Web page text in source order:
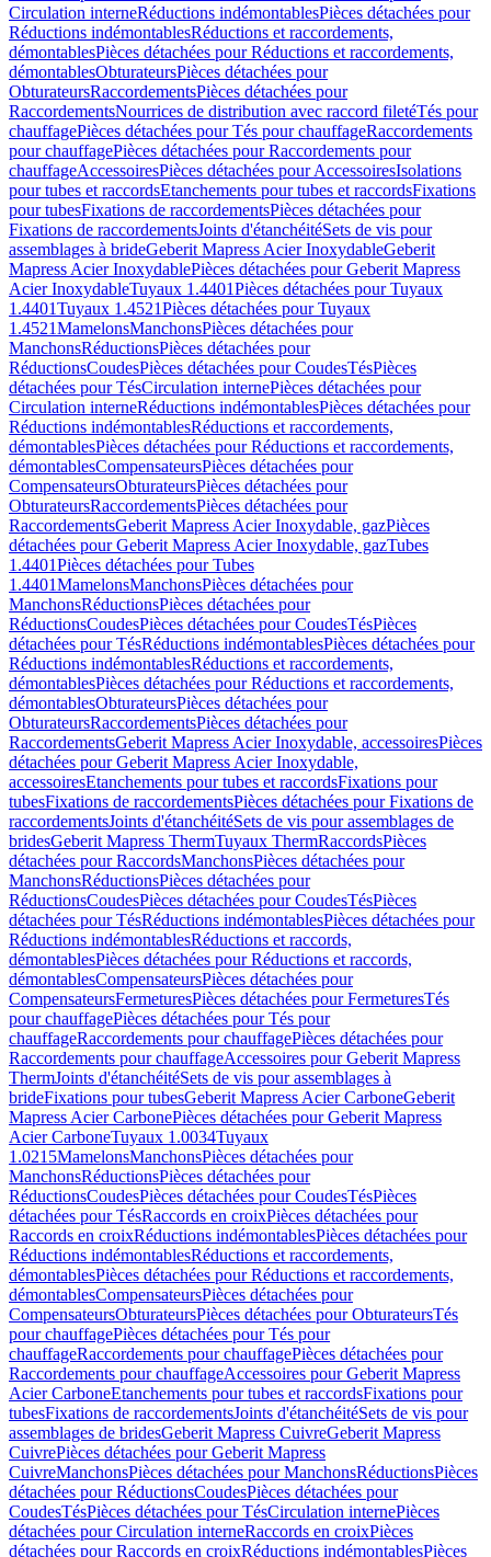
Circulation interneRéductions indémontablesPièces détachées pour
Réductions indémontablesRéductions et raccordements,
démontablesPièces détachées pour Réductions et raccordements,
démontablesObturateursPièces détachées pour
ObturateursRaccordementsPièces détachées pour
RaccordementsNourrices de distribution avec raccord filetéTés pour
chauffagePièces détachées pour Tés pour chauffageRaccordements
pour chauffagePièces détachées pour Raccordements pour
chauffageAccessoiresPièces détachées pour AccessoiresIsolations
pour tubes et raccordsEtanchements pour tubes et raccordsFixations
pour tubesFixations de raccordementsPièces détachées pour
Fixations de raccordementsJoints d'étanchéitéSets de vis pour
assemblages à brideGeberit Mapress Acier InoxydableGeberit
Mapress Acier InoxydablePièces détachées pour Geberit Mapress
Acier InoxydableTuyaux 1.4401Pièces détachées pour Tuyaux
1.4401Tuyaux 1.4521Pièces détachées pour Tuyaux
1.4521MamelonsManchonsPièces détachées pour
ManchonsRéductionsPièces détachées pour
RéductionsCoudesPièces détachées pour CoudesTésPièces
détachées pour TésCirculation internePièces détachées pour
Circulation interneRéductions indémontablesPièces détachées pour
Réductions indémontablesRéductions et raccordements,
démontablesPièces détachées pour Réductions et raccordements,
démontablesCompensateursPièces détachées pour
CompensateursObturateursPièces détachées pour
ObturateursRaccordementsPièces détachées pour
RaccordementsGeberit Mapress Acier Inoxydable, gazPièces
détachées pour Geberit Mapress Acier Inoxydable, gazTubes
1.4401Pièces détachées pour Tubes
1.4401MamelonsManchonsPièces détachées pour
ManchonsRéductionsPièces détachées pour
RéductionsCoudesPièces détachées pour CoudesTésPièces
détachées pour TésRéductions indémontablesPièces détachées pour
Réductions indémontablesRéductions et raccordements,
démontablesPièces détachées pour Réductions et raccordements,
démontablesObturateursPièces détachées pour
ObturateursRaccordementsPièces détachées pour
RaccordementsGeberit Mapress Acier Inoxydable, accessoiresPièces
détachées pour Geberit Mapress Acier Inoxydable,
accessoiresEtanchements pour tubes et raccordsFixations pour
tubesFixations de raccordementsPièces détachées pour Fixations de
raccordementsJoints d'étanchéitéSets de vis pour assemblages de
bridesGeberit Mapress ThermTuyaux ThermRaccordsPièces
détachées pour RaccordsManchonsPièces détachées pour
ManchonsRéductionsPièces détachées pour
RéductionsCoudesPièces détachées pour CoudesTésPièces
détachées pour TésRéductions indémontablesPièces détachées pour
Réductions indémontablesRéductions et raccords,
démontablesPièces détachées pour Réductions et raccords,
démontablesCompensateursPièces détachées pour
CompensateursFermeturesPièces détachées pour FermeturesTés
pour chauffagePièces détachées pour Tés pour
chauffageRaccordements pour chauffagePièces détachées pour
Raccordements pour chauffageAccessoires pour Geberit Mapress
ThermJoints d'étanchéitéSets de vis pour assemblages à
brideFixations pour tubesGeberit Mapress Acier CarboneGeberit
Mapress Acier CarbonePièces détachées pour Geberit Mapress
Acier CarboneTuyaux 1.0034Tuyaux
1.0215MamelonsManchonsPièces détachées pour
ManchonsRéductionsPièces détachées pour
RéductionsCoudesPièces détachées pour CoudesTésPièces
détachées pour TésRaccords en croixPièces détachées pour
Raccords en croixRéductions indémontablesPièces détachées pour
Réductions indémontablesRéductions et raccordements,
démontablesPièces détachées pour Réductions et raccordements,
démontablesCompensateursPièces détachées pour
CompensateursObturateursPièces détachées pour ObturateursTés
pour chauffagePièces détachées pour Tés pour
chauffageRaccordements pour chauffagePièces détachées pour
Raccordements pour chauffageAccessoires pour Geberit Mapress
Acier CarboneEtanchements pour tubes et raccordsFixations pour
tubesFixations de raccordementsJoints d'étanchéitéSets de vis pour
assemblages de bridesGeberit Mapress CuivreGeberit Mapress
CuivrePièces détachées pour Geberit Mapress
CuivreManchonsPièces détachées pour ManchonsRéductionsPièces
détachées pour RéductionsCoudesPièces détachées pour
CoudesTésPièces détachées pour TésCirculation internePièces
détachées pour Circulation interneRaccords en croixPièces
détachées pour Raccords en croixRéductions indémontablesPièces